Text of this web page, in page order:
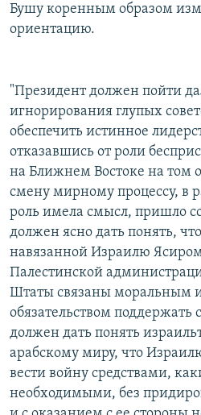
Бушу коренным образом
ориентацию.
"Президент должен пойти
игнорирования глупых
обеспечить истинное
отказавшись от роли
на Ближнем Востоке на том
смену мирному процессу, в
роль имела смысл, пришло
должен ясно дать понять,
навязанной Израилю
Палестинской
Штаты связаны моральным
обязательством поддержать
должен дать понять
арабскому миру, что
вести войну средствами,
необходимыми, без